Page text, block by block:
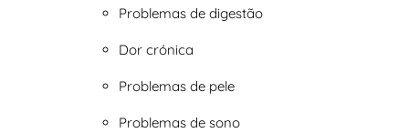
Problemas de digestão
Dor crónica
Problemas de pele
Problemas de sono